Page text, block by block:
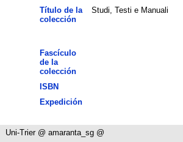
Título de la
colección
Studi, Testi e Manuali
Fascículo
de la
colección
ISBN
Expedición
Uni-Trier @ amaranta_sg @